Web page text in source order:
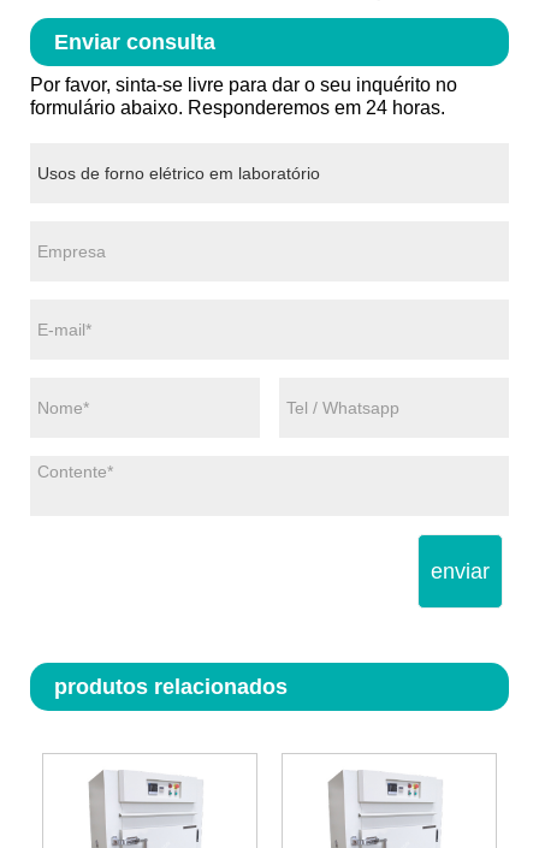
Enviar consulta
Por favor, sinta-se livre para dar o seu inquérito no
formulário abaixo. Responderemos em 24 horas.
enviar
produtos relacionados